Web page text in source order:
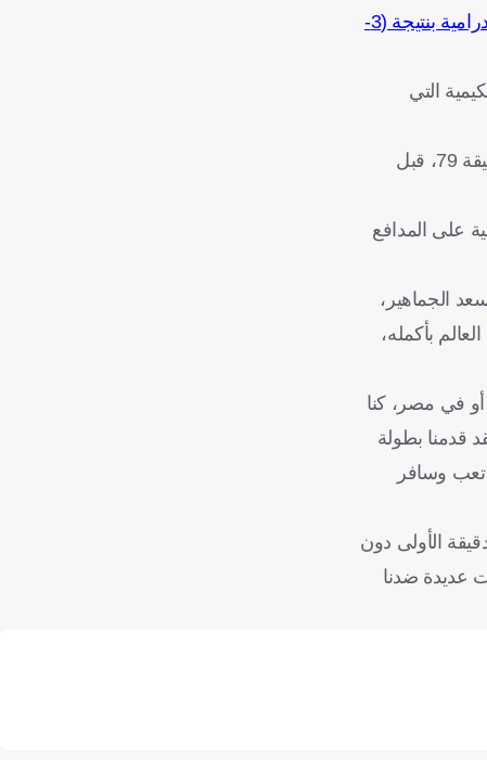
فخره الشديد بالأداء الذي قدمه "الفراعنة" أمام المنتخب الأرجنتيني، رغم الخسارة الدرامية بنتيجة (3-
التي
وكان المنتخب المصري قد باغت أبطال العالم بتقدم مثير بهدفين دون رد سجلهما ياسر إبراهيم وزيكو، وحافظ على تقدمه حتى الدقيقة 79، قبل
على المدافع
الجماهير،
بأكمله،
أو في مصر، كنا
قدمنا بطولة
وسافر
الأولى دون
عديدة ضدنا